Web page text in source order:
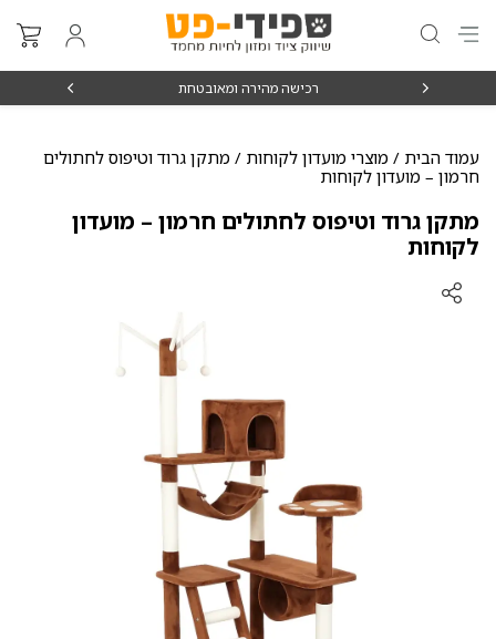
רכישה מהירה ומאובטחת
עמוד הבית / מוצרי מועדון לקוחות / מתקן גרוד וטיפוס לחתולים
חרמון – מועדון לקוחות
מתקן גרוד וטיפוס לחתולים חרמון – מועדון
לקוחות